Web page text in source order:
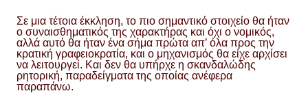
Σε μια τέτοια έκκληση, το πιο σημαντικό στοιχείο θα ήταν
ο συναισθηματικός της χαρακτήρας και όχι ο νομικός,
αλλά αυτό θα ήταν ένα σήμα πρώτα απ’ όλα προς την
κρατική γραφειοκρατία, και ο μηχανισμός θα είχε αρχίσει
να λειτουργεί. Και δεν θα υπήρχε η σκανδαλώδης
ρητορική, παραδείγματα της οποίας ανέφερα
παραπάνω.